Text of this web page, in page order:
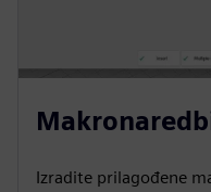
Izradite prilagođene